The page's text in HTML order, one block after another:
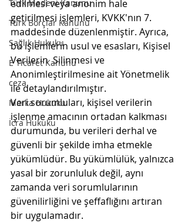
Türk Medeni Kanunu
Türk Borçlar Kanunu
Sağlık Hukuku
E Ticaret Kanunu
ceza
Marka Hukuku
İcra Hukuku
edilmesi veya anonim hale
getirilmesi işlemleri, KVKK'nın 7.
maddesinde düzenlenmiştir. Ayrıca,
bu işlemlerin usul ve esasları, Kişisel
Verilerin  Silinmesi ve
Anonimleştirilmesine ait Yönetmelik
ile detaylandırılmıştır.
Veri sorumluları, kişisel verilerin
işlenme amacının ortadan kalkması
durumunda, bu verileri derhal ve
güvenli bir şekilde imha etmekle
yükümlüdür. Bu yükümlülük, yalnızca
yasal bir zorunluluk değil, aynı
zamanda veri sorumlularının
güvenilirliğini ve şeffaflığını artıran
bir uygulamadır.